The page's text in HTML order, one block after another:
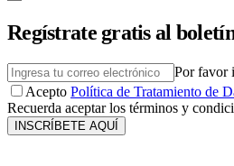
Regístrate gratis al
Por favor
Acepto Política de Tratamiento de
Recuerda aceptar los términos y
INSCRÍBETE AQUÍ